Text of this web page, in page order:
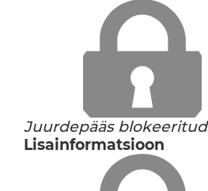
Juurdepääs blokeeritud
Lisainformatsioon